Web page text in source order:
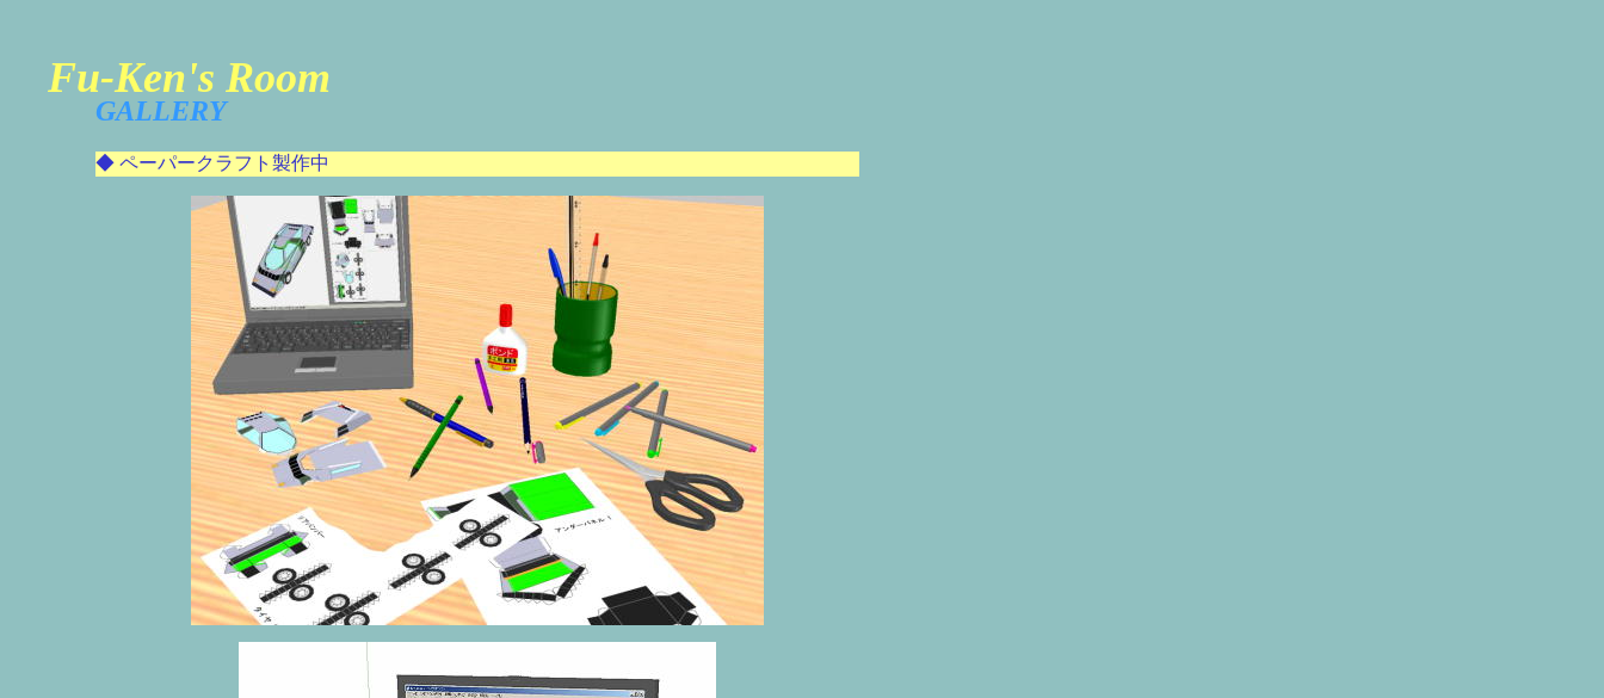
Fu-Ken's Room
GALLERY
◆ ペーパークラフト製作中